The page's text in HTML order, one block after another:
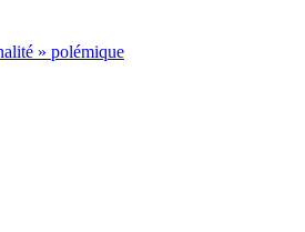
» polémique